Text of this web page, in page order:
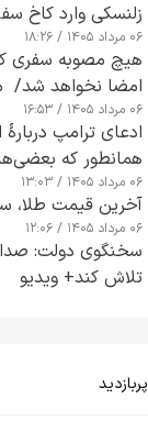
زلنسکی وارد کاخ
۰۶ مرداد ۱۴۰۵ / ۱۸:۲۶
هیچ مصوبه سفری
امضا نخواهد شد/
قانون بودجه
۰۶ مرداد ۱۴۰۵ / ۱۶:۵۳
ادعای ترامپ دربارهٔ
همانطور که
می‌توانم بیشتر
ببرم+ ویدیو
۰۶ مرداد ۱۴۰۵ / ۱۳:۰۳
آخرین قیمت طلا، سکه و
۰۶ مرداد ۱۴۰۵ / ۱۲:۰۶
سخنگوی دولت:
تلاش کند+ ویدیو
پربازدید